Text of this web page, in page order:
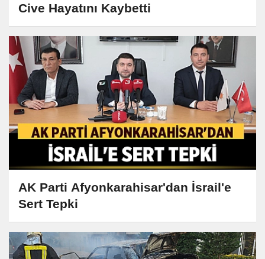
Cive Hayatını Kaybetti
AK Parti Afyonkarahisar'dan İsrail'e
Sert Tepki